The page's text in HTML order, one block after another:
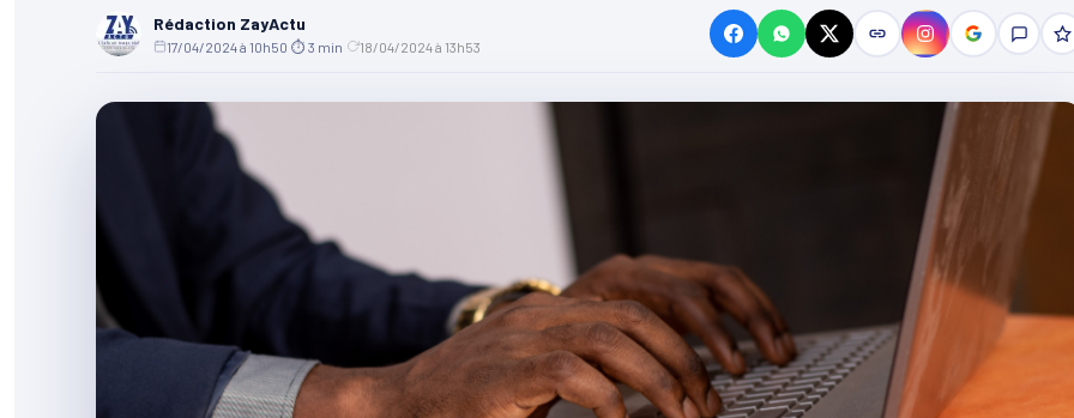
Rédaction ZayActu
17/04/2024 à 10h50 ⏱ 3 min 18/04/2024 à 13h53